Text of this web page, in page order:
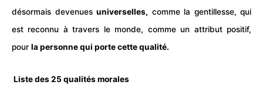
désormais devenues universelles, comme la gentillesse, qui
est reconnu à travers le monde, comme un attribut positif,
pour la personne qui porte cette qualité.
Liste des 25 qualités morales